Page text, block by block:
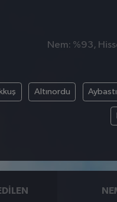
Nem: %93,
Altınordu Aybastı